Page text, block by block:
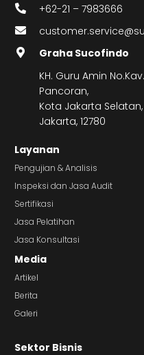
+62-21 – 7983666
Graha Sucofindo
KH. Guru Amin
Pancoran,
Kota Jakarta
Jakarta, 12780
Layanan
Pengujian & Analisis
Inspeksi dan Jasa Audit
Sertifikasi
Jasa Pelatihan
Jasa Konsultasi
Media
Artikel
Berita
Galeri
Sektor Bisnis